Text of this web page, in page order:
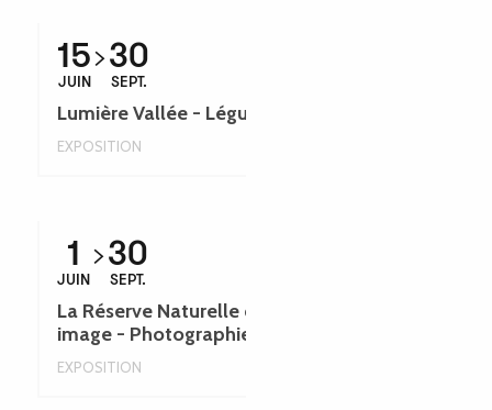
15
JUIN
30
SEPT.
Lumière Vallée - Léguer en fête
EXPOSITION
1
JUIN
30
SEPT.
La Réserve Naturelle de Plounérin en
image - Photographies - Léguer en fête
EXPOSITION